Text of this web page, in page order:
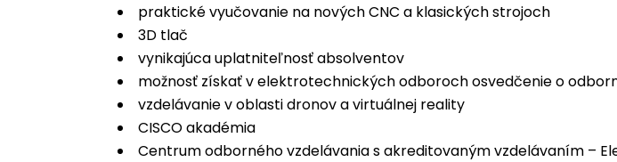
praktické vyučovanie na nových CNC a klasických strojoch
3D tlač
vynikajúca uplatniteľnosť absolventov
možnosť získať v elektrotechnických odboroch osvedčenie o
vzdelávanie v oblasti dronov a virtuálnej reality
CISCO akadémia
Centrum odborného vzdelávania s akreditovaným vzdelávaním –